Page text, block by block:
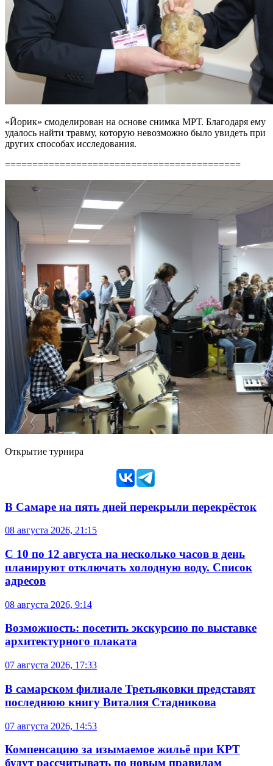
«Йорик» смоделирован на основе снимка МРТ. Благодаря ему
удалось найти травму, которую невозможно было увидеть при
других способах исследования.
===========================================
Открытие турнира
В Самаре на пять дней перекрыли перекрёсток
08 августа 2026, 21:15
С 10 по 12 августа на несколько часов в день
планируют отключать холодную воду. Список
адресов
08 августа 2026, 9:14
Возможность: посетить экскурсию по выставке
архитектурного плаката
07 августа 2026, 17:33
В самарском филиале Третьяковки представят
последнюю книгу Виталия Стадникова
07 августа 2026, 14:53
Компенсацию за изымаемое жильё при КРТ
будут рассчитывать по новым правилам